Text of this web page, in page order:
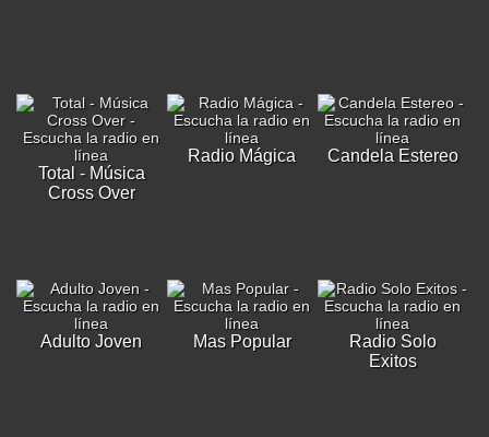
Total - Música
Cross Over
Radio Mágica Candela Estereo
Adulto Joven Mas Popular
Radio Solo
Exitos